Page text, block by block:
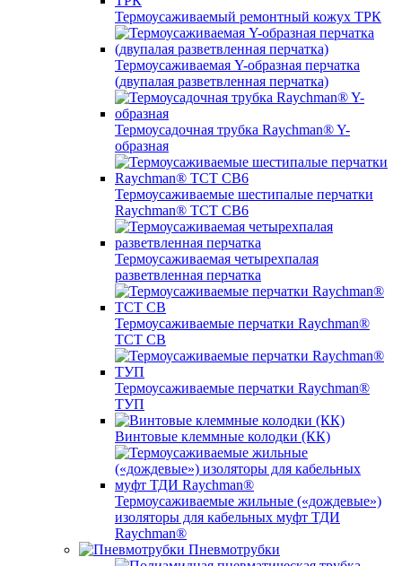
Термоусаживаемый ремонтный кожух ТРК
Термоусаживаемая Y-образная перчатка
(двупалая разветвленная перчатка)
Термоусадочная трубка Raychman® Y-
образная
Термоусаживаемые шестипалые перчатки
Raychman® ТСТ СВ6
Термоусаживаемая четырехпалая
разветвленная перчатка
Термоусаживаемые перчатки Raychman®
TCT CB
Термоусаживаемые перчатки Raychman®
ТУП
Винтовые клеммные колодки (КК)
Термоусаживаемые жильные («дождевые»)
изоляторы для кабельных муфт ТДИ
Raychman®
Пневмотрубки